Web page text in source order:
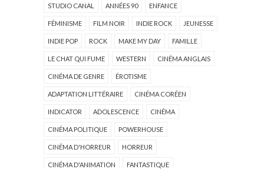
STUDIO CANAL ANNÉES 90 ENFANCE
FÉMINISME FILM NOIR INDIE ROCK JEUNESSE
INDIE POP ROCK MAKE MY DAY FAMILLE
LE CHAT QUI FUME WESTERN CINÉMA ANGLAIS
CINÉMA DE GENRE ÉROTISME
ADAPTATION LITTÉRAIRE CINÉMA CORÉEN
INDICATOR ADOLESCENCE CINÉMA
CINÉMA POLITIQUE POWERHOUSE
CINÉMA D'HORREUR HORREUR
CINÉMA D'ANIMATION FANTASTIQUE